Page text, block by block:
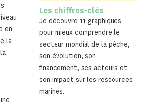
en
la
Les chiffres-clés
Je découvre 11 graphiques
pour mieux comprendre le
secteur mondial de la pêche,
son évolution, son
financement, ses acteurs et
son impact sur les ressources
marines.